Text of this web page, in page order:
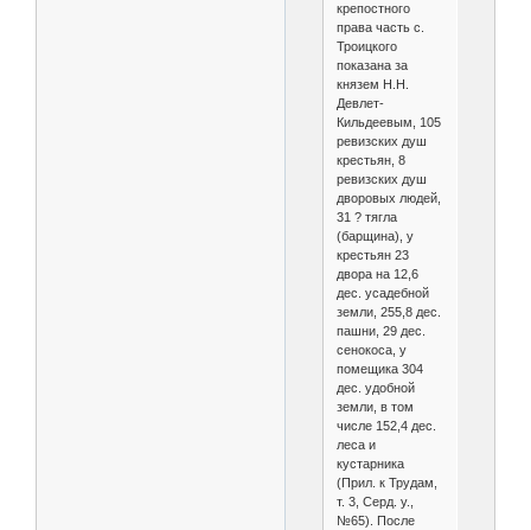
крепостного
права часть с.
Троицкого
показана за
князем Н.Н.
Девлет-
Кильдеевым, 105
ревизских душ
крестьян, 8
ревизских душ
дворовых людей,
31 ? тягла
(барщина), у
крестьян 23
двора на 12,6
дес. усадебной
земли, 255,8 дес.
пашни, 29 дес.
сенокоса, у
помещика 304
дес. удобной
земли, в том
числе 152,4 дес.
леса и
кустарника
(Прил. к Трудам,
т. 3, Серд. у.,
№65). После